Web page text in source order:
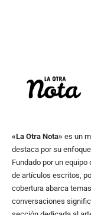
«La Otra Nota» es un
destaca por su
Fundado por un
de artículos escritos,
cobertura abarca
conversaciones